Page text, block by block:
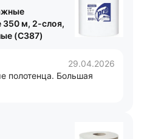
350 м, 2-слоя,
(C387)
29.04.2026
полотенца. Большая